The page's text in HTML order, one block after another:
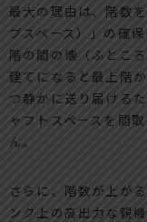
最大の理由は、階数
プスペース）」の確
階の間の懐（ふとこ
建てになると最上階
つ静かに送り届ける
ャフトスペースを間
ん。
さらに、階数が上が
ンク上の高出力な親